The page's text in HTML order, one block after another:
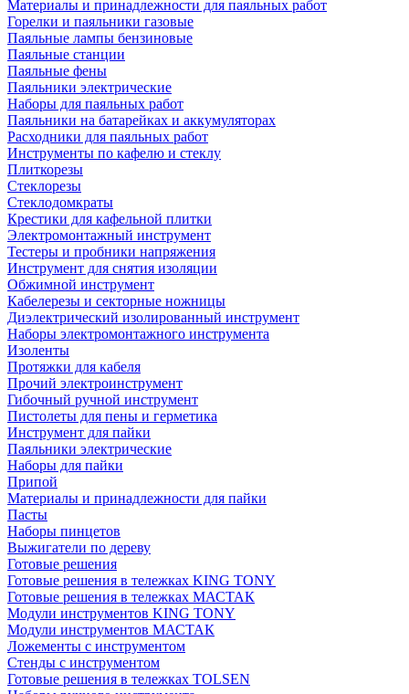
Материалы и принадлежности для паяльных работ
Горелки и паяльники газовые
Паяльные лампы бензиновые
Паяльные станции
Паяльные фены
Паяльники электрические
Наборы для паяльных работ
Паяльники на батарейках и аккумуляторах
Расходники для паяльных работ
Инструменты по кафелю и стеклу
Плиткорезы
Стеклорезы
Стеклодомкраты
Крестики для кафельной плитки
Электромонтажный инструмент
Тестеры и пробники напряжения
Инструмент для снятия изоляции
Обжимной инструмент
Кабелерезы и секторные ножницы
Диэлектрический изолированный инструмент
Наборы электромонтажного инструмента
Изоленты
Протяжки для кабеля
Прочий электроинструмент
Гибочный ручной инструмент
Пистолеты для пены и герметика
Инструмент для пайки
Паяльники электрические
Наборы для пайки
Припой
Материалы и принадлежности для пайки
Пасты
Наборы пинцетов
Выжигатели по дереву
Готовые решения
Готовые решения в тележках KING TONY
Готовые решения в тележках МАСТАК
Модули инструментов KING TONY
Модули инструментов МАСТАК
Ложементы с инструментом
Стенды с инструментом
Готовые решения в тележках TOLSEN